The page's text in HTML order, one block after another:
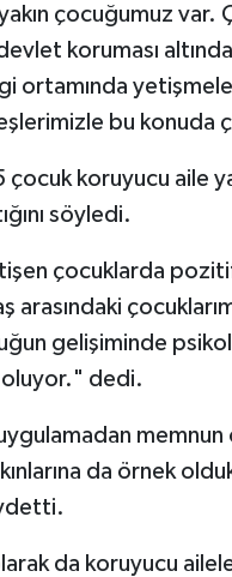
çocuğumuz var.
koruması
ortamında
bu konuda
çocuk koruyucu aile
söyledi.
çocuklarda
gelişiminde
dedi.
da örnek
da koruyucu